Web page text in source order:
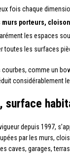
fois chaque
murs porteurs,
les espaces
toutes les surfaces
comme un
considérablement
surface
depuis 1997,
par les murs,
caves, garages,